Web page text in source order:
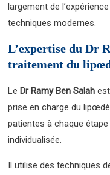
largement de
techniques modernes.
L’expertise du Dr
traitement du
Le Dr Ramy Ben Salah
prise en charge du
patientes à chaque
individualisée.
Il utilise des techniques